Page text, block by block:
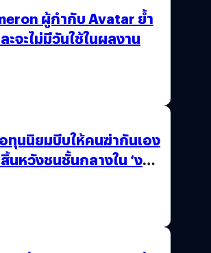
ผู้กำกับ Avatar ย้ำ
ะจะไม่มีวันใช้ในผลงาน
ทุนนิยมบีบให้คนฆ่ากันเอง
นหวังชนชั้นกลางใน ‘งาน